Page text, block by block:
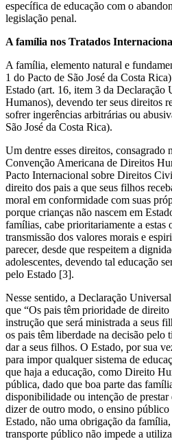
específica de educação com o
legislação penal.
A família nos Tratados
A família, elemento natural e
1 do Pacto de São José da Costa
Estado (art. 16, item 3 da Declaração
Humanos), devendo ter seus direitos
sofrer ingerências arbitrárias ou
São José da Costa Rica).
Um dentre esses direitos, consagrado
Convenção Americana de Direitos
Pacto Internacional sobre Direitos
direito dos pais a que seus filhos
moral em conformidade com suas
porque crianças não nascem em
famílias, cabe prioritariamente a estas
transmissão dos valores morais e
parecer, desde que respeitem a
adolescentes, devendo tal educação
pelo Estado [3].
Nesse sentido, a Declaração
que “Os pais têm prioridade de
instrução que será ministrada a seus
os pais têm liberdade na decisão pelo
dar a seus filhos. O Estado, por sua
para impor qualquer sistema de
que haja a educação, como Direito
pública, dado que boa parte das
disponibilidade ou intenção de prestar
dizer de outro modo, o ensino
Estado, não uma obrigação da
transporte público não impede a